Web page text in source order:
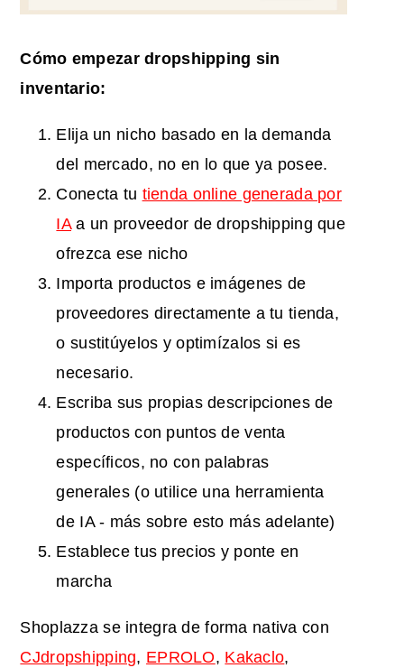
Cómo empezardropshipping sin
inventario:
Elija un nicho basado en la demanda
del mercado, no en lo que ya posee.
Conecta tu tienda online generada por
IAa un proveedor de dropshipping que
ofrezca ese nicho
Importa productos e imágenes de
proveedores directamente a tu tienda,
o sustitúyelos y optimízalos si es
necesario.
Escriba sus propias descripciones de
productos con puntos de venta
específicos, no con palabras
generales (o utilice una herramienta
de IA - más sobre esto más adelante)
Establece tus precios y ponte en
marcha
Shoplazza se integra de forma nativa con
CJdropshipping, EPROLO, Kakaclo,